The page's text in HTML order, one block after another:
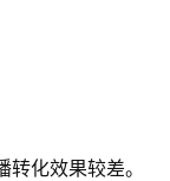
化效果较差。